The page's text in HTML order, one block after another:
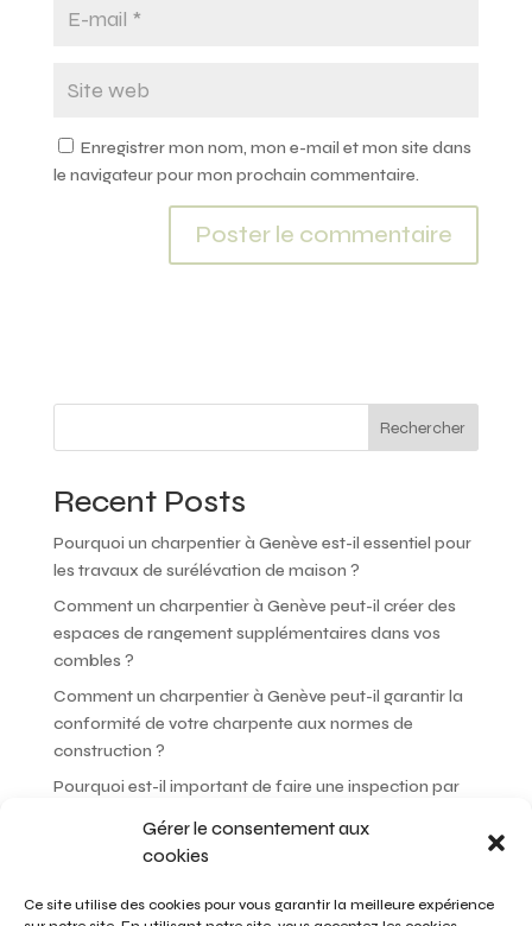
Gérer le consentement aux
cookies
Ce site utilise des cookies pour vous garantir la meilleure expérience
Enregistrer mon nom, mon e-mail et mon site dans
le navigateur pour mon prochain commentaire.
i
e
:
Rechercher
Recent Posts
Pourquoi un charpentier à Genève est-il essentiel pour
les travaux de surélévation de maison ?
Comment un charpentier à Genève peut-il créer des
espaces de rangement supplémentaires dans vos
combles ?
Comment un charpentier à Genève peut-il garantir la
conformité de votre charpente aux normes de
construction ?
Pourquoi est-il important de faire une inspection par
Comment un charpentier à Genève peut-il choisir les